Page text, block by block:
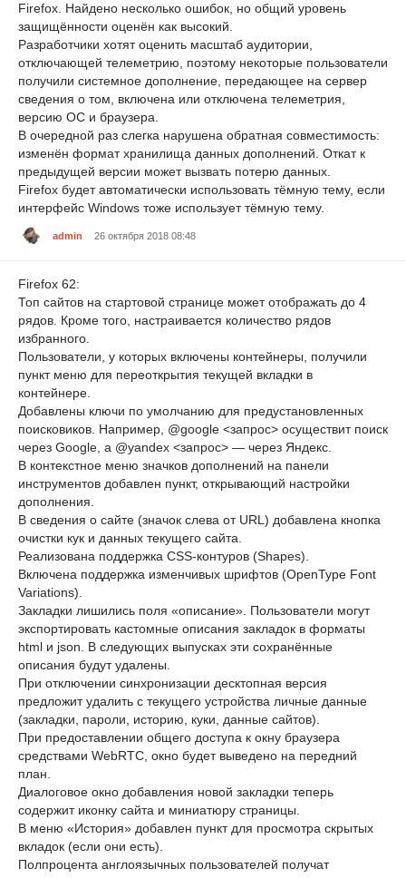
Firefox. Найдено несколько ошибок, но общий уровень
защищённости оценён как высокий.
Разработчики хотят оценить масштаб аудитории,
отключающей телеметрию, поэтому некоторые пользователи
получили системное дополнение, передающее на сервер
сведения о том, включена или отключена телеметрия,
версию ОС и браузера.
В очередной раз слегка нарушена обратная совместимость:
изменён формат хранилища данных дополнений. Откат к
предыдущей версии может вызвать потерю данных.
Firefox будет автоматически использовать тёмную тему, если
интерфейс Windows тоже использует тёмную тему.
admin 26 октября 2018 08:48
Firefox 62:
Топ сайтов на стартовой странице может отображать до 4
рядов. Кроме того, настраивается количество рядов
избранного.
Пользователи, у которых включены контейнеры, получили
пункт меню для переоткрытия текущей вкладки в
контейнере.
Добавлены ключи по умолчанию для предустановленных
поисковиков. Например, @google <запрос> осуществит поиск
через Google, а @yandex <запрос> — через Яндекс.
В контекстное меню значков дополнений на панели
инструментов добавлен пункт, открывающий настройки
дополнения.
В сведения о сайте (значок слева от URL) добавлена кнопка
очистки кук и данных текущего сайта.
Реализована поддержка CSS-контуров (Shapes).
Включена поддержка изменчивых шрифтов (OpenType Font
Variations).
Закладки лишились поля «описание». Пользователи могут
экспортировать кастомные описания закладок в форматы
html и json. В следующих выпусках эти сохранённые
описания будут удалены.
При отключении синхронизации десктопная версия
предложит удалить с текущего устройства личные данные
(закладки, пароли, историю, куки, данные сайтов).
При предоставлении общего доступа к окну браузера
средствами WebRTC, окно будет выведено на передний
план.
Диалоговое окно добавления новой закладки теперь
содержит иконку сайта и миниатюру страницы.
В меню «История» добавлен пункт для просмотра скрытых
вкладок (если они есть).
Полпроцента англоязычных пользователей получат